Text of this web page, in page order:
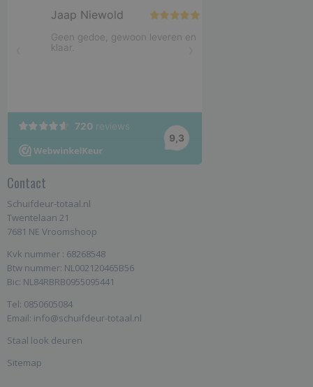
Contact
Schuifdeur-totaal.nl
Twentelaan 21
7681 NE Vroomshoop
Kvk nummer : 68268548
Btw nummer: NL002120465B56
Bic: NL84RBRB0955095441
Tel: 0850605084
Email: info@schuifdeur-totaal.nl
Staal look deuren
Sitemap